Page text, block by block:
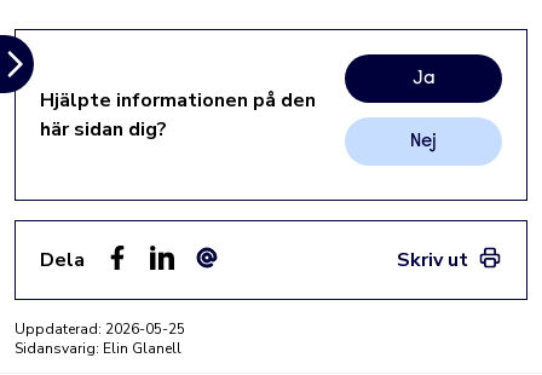
Hjälpte informationen på den
här sidan dig?
Ja
Nej
Dela
Skriv ut
Uppdaterad: 2026-05-25
Sidansvarig: Elin Glanell